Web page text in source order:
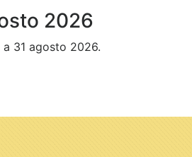
2026
31 agosto 2026.